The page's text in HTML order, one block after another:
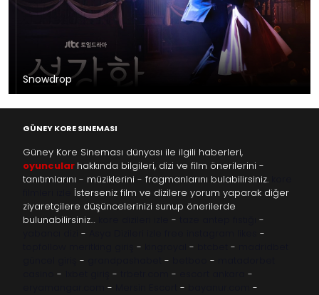
Snowdrop
GÜNEY KORE SINEMASI
Güney Kore Sineması dünyası ile ilgili haberleri,
oyuncular hakkında bilgileri, dizi ve film önerilerini -
tanıtımlarını - müziklerini - fragmanlarını bulabilirsiniz.
İsterseniz film ve dizilere yorum yaparak diğer
ziyaretçilere düşüncelerinizi sunup önerilerde
bulunabilirsiniz…
-
-
-
-
- - -
- - -
- - -
-
- - -